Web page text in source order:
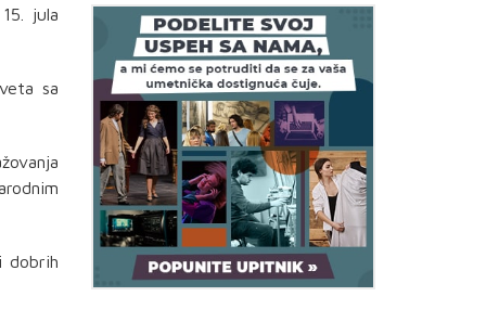
jula
sa
dobrih